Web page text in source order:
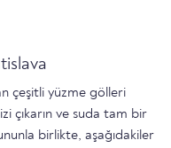
çeşitli yüzme gölleri
çıkarın ve suda tam bir
birlikte, aşağıdakiler